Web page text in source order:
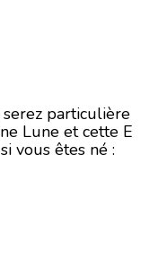
serez particulière
Lune et cette E
vous êtes né :